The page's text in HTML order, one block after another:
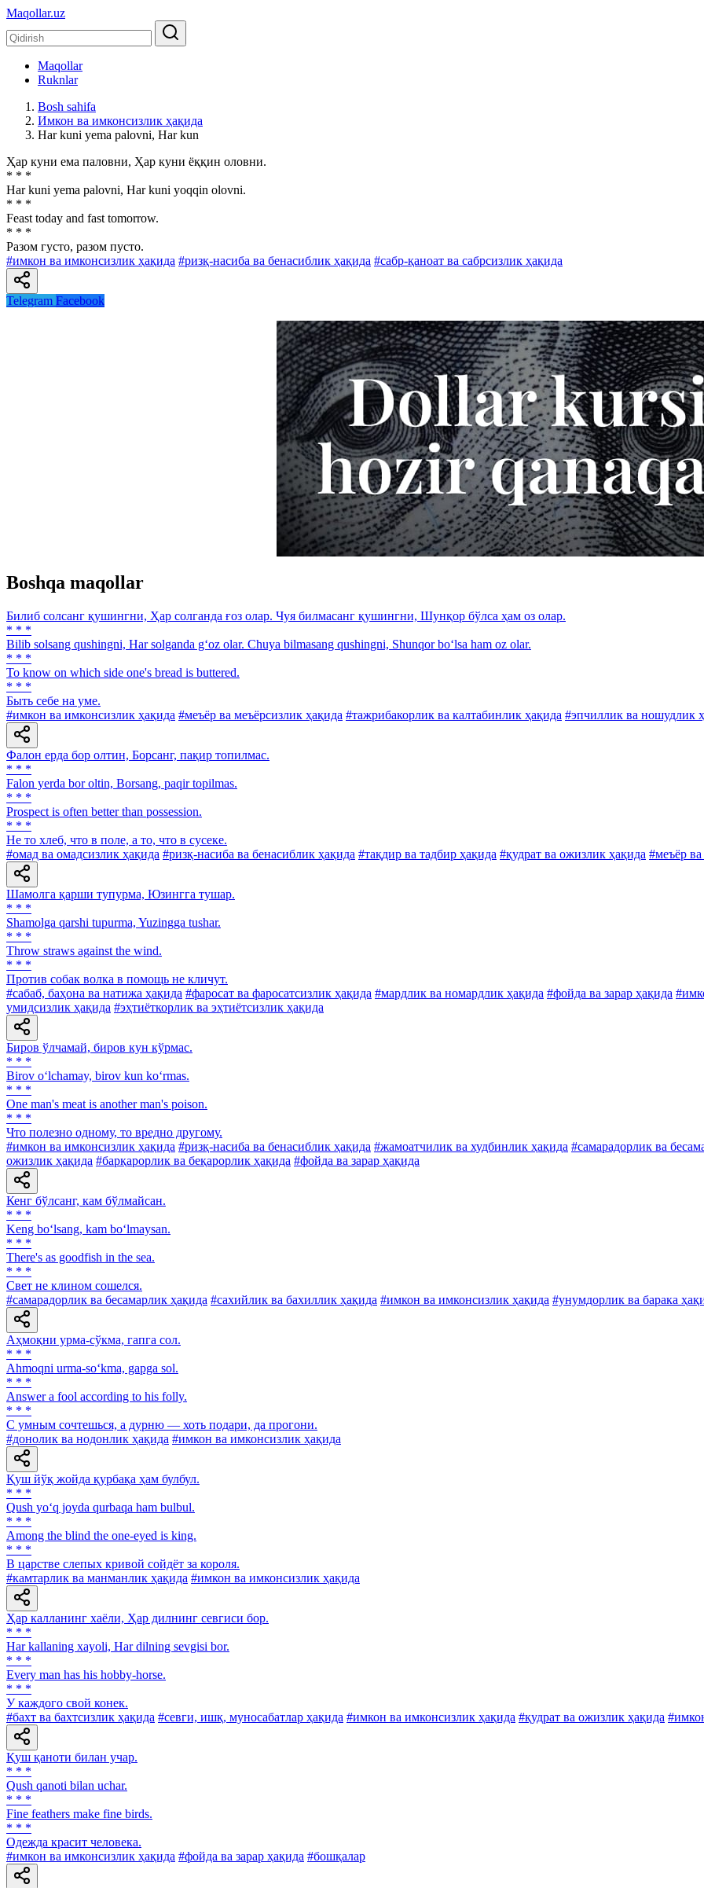
Maqollar.uz
Maqollar
Ruknlar
Bosh sahifa
Имкон ва имконсизлик ҳақида
Har kuni yema palovni, Har kun
Ҳар куни ема паловни, Ҳар куни ёққин оловни.
* * *
Har kuni yema palovni, Har kuni yoqqin olovni.
* * *
Feast today and fast tomorrow.
* * *
Разом густо, разом пусто.
#имкон ва имконсизлик ҳақида #ризқ-насиба ва бенасиблик ҳақида #сабр-қаноат ва сабрсизлик ҳақида
Telegram Facebook
Boshqa maqollar
Билиб солсанг қушингни, Ҳар солганда ғоз олар. Чуя билмасанг қушингни, Шунқор бўлса ҳам оз олар.
* * *
Bilib solsang qushingni, Har solganda g‘oz olar. Chuya bilmasang qushingni, Shunqor bo‘lsa ham oz olar.
* * *
To know on which side one's bread is buttered.
* * *
Быть себе на уме.
#имкон ва имконсизлик ҳақида #меъёр ва меъёрсизлик ҳақида #тажрибакорлик ва калтабинлик ҳақида #эпчиллик ва ношудлик
Фалон ерда бор олтин, Борсанг, пақир топилмас.
* * *
Falon yerda bor oltin, Borsang, paqir topilmas.
* * *
Prospect is often better than possession.
* * *
He то хлеб, что в поле, а то, что в сусеке.
#омад ва омадсизлик ҳақида #ризқ-насиба ва бенасиблик ҳақида #тақдир ва тадбир ҳақида #қудрат ва ожизлик ҳақида #меъёр
Шамолга қарши тупурма, Юзингга тушар.
* * *
Shamolga qarshi tupurma, Yuzingga tushar.
* * *
Throw straws against the wind.
* * *
Против собак волка в помощь не кличут.
#сабаб, баҳона ва натижа ҳақида #фаросат ва фаросатсизлик ҳақида #мардлик ва номардлик ҳақида #фойда ва зарар ҳақида
умидсизлик ҳақида #эҳтиёткорлик ва эҳтиётсизлик ҳақида
Биров ўлчамай, биров кун кўрмас.
* * *
Birov o‘lchamay, birov kun ko‘rmas.
* * *
One man's meat is another man's poison.
* * *
Что полезно одному, то вредно другому.
#имкон ва имконсизлик ҳақида #ризқ-насиба ва бенасиблик ҳақида #жамоатчилик ва худбинлик ҳақида #самарадорлик ва
ожизлик ҳақида #барқарорлик ва беқарорлик ҳақида #фойда ва зарар ҳақида
Кенг бўлсанг, кам бўлмайсан.
* * *
Keng bo‘lsang, kam bo‘lmaysan.
* * *
There's as goodfish in the sea.
* * *
Свет не клином сошелся.
#самарадорлик ва бесамарлик ҳақида #сахийлик ва бахиллик ҳақида #имкон ва имконсизлик ҳақида #унумдорлик ва барака
Аҳмоқни урма-сўкма, гапга сол.
* * *
Ahmoqni urma-so‘kma, gapga sol.
* * *
Answer a fool according to his folly.
* * *
C умным сочтешься, а дурню — хоть подари, да прогони.
#донолик ва нодонлик ҳақида #имкон ва имконсизлик ҳақида
Қуш йўқ жойда қурбақа ҳам булбул.
* * *
Qush yo‘q joyda qurbaqa ham bulbul.
* * *
Among the blind the one-eyed is king.
* * *
В царстве слепых кривой сойдёт за короля.
#камтарлик ва манманлик ҳақида #имкон ва имконсизлик ҳақида
Ҳар калланинг хаёли, Ҳар дилнинг севгиси бор.
* * *
Har kallaning xayoli, Har dilning sevgisi bor.
* * *
Every man has his hobby-horse.
* * *
У каждого свой конек.
#бахт ва бахтсизлик ҳақида #севги, ишқ, муносабатлар ҳақида #имкон ва имконсизлик ҳақида #қудрат ва ожизлик ҳақида
Қуш қаноти билан учар.
* * *
Qush qanoti bilan uchar.
* * *
Fine feathers make fine birds.
* * *
Одежда красит человека.
#имкон ва имконсизлик ҳақида #фойда ва зарар ҳақида #бошқалар